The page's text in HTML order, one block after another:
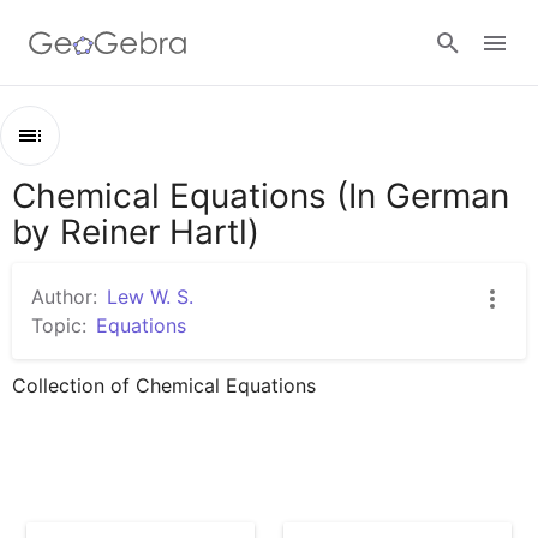
Google Classroom
GeoGebra Classroom
Outline
Chemical Equations (In German by Reiner Hartl)
Chem. Reaktionsgleichungen - Übung 7
Chemical Equations (In German
by Reiner Hartl)
Author: Lew W. S.
Topic: Equations
Collection of Chemical Equations